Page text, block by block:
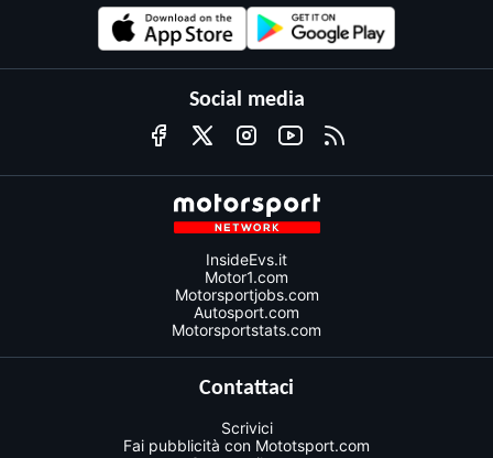
Social media
InsideEvs.it
Motor1.com
Motorsportjobs.com
Autosport.com
Motorsportstats.com
Contattaci
Scrivici
Fai pubblicità con Mototsport.com